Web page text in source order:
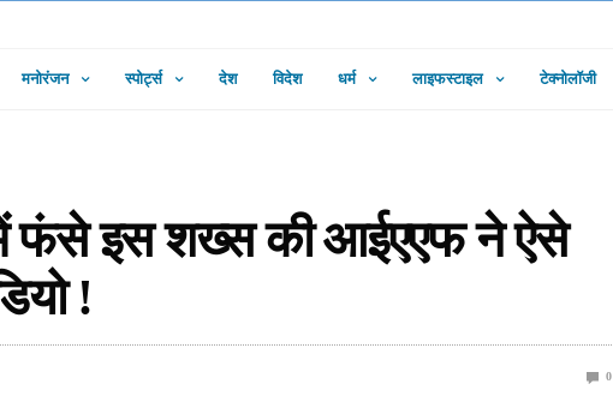
मनोरंजन स्पोर्ट्स देश विदेश धर्म लाइफस्टाइल टेक्नोलॉजी
फंसे इस शख्स की आईएएफ ने ऐसे
!
0